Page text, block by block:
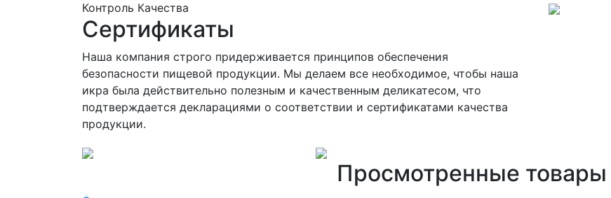
Контроль Качества
Сертификаты
Наша компания строго придерживается принципов обеспечения
безопасности пищевой продукции. Мы делаем все необходимое, чтобы наша
икра была действительно полезным и качественным деликатесом, что
подтверждается декларациями о соответствии и сертификатами качества
продукции.
Просмотренные товары